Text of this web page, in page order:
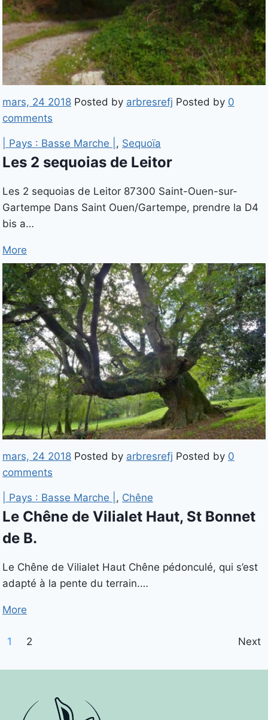
mars, 24 2018 Posted by arbresrefj Posted by 0
comments
| Pays : Basse Marche | , Sequoïa
Les 2 sequoias de Leitor
Les 2 sequoias de Leitor 87300 Saint-Ouen-sur-
Gartempe Dans Saint Ouen/Gartempe, prendre la D4
bis a…
More
mars, 24 2018 Posted by arbresrefj Posted by 0
comments
| Pays : Basse Marche | , Chêne
Le Chêne de Vilialet Haut, St Bonnet
de B.
Le Chêne de Vilialet Haut Chêne pédonculé, qui s’est
adapté à la pente du terrain.…
More
1 2 Next